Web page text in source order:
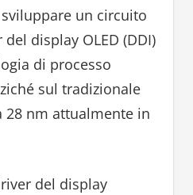
un circuito
display OLED (DDI)
di processo
sul tradizionale
28 nm attualmente in
del display